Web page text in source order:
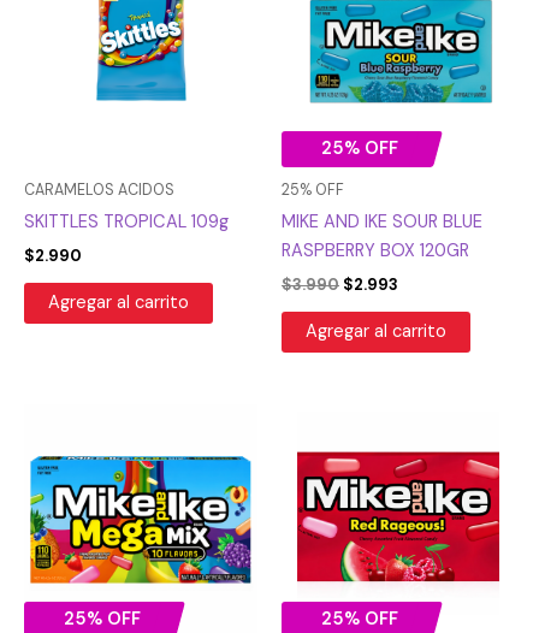
CARAMELOS ACIDOS
SKITTLES TROPICAL 109g
$2.990
Agregar al carrito
25% OFF
25% OFF
MIKE AND IKE SOUR BLUE
RASPBERRY BOX 120GR
$3.990
$3.990.
$2.993
$2.993.
Agregar al carrito
25% OFF
original
era:
$2.990.
actual
es:
$2.243.
25% OFF
original
era:
$3.990.
actual
es:
$2.993.